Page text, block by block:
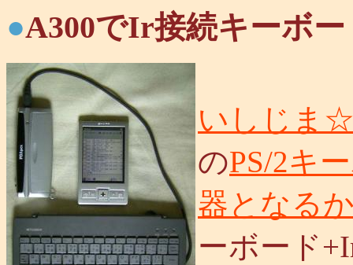
●A300でIr接続キーボー
いしじま
のPS/2キ
器となる
ーボード